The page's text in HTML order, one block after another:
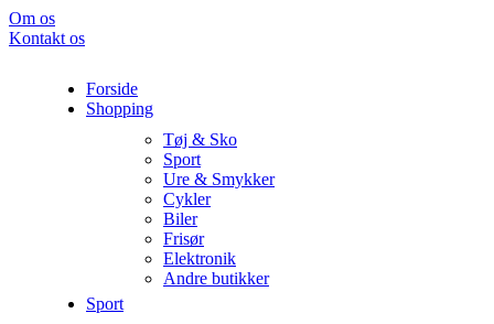
Om os
Kontakt os
Forside
Shopping
Tøj & Sko
Sport
Ure & Smykker
Cykler
Biler
Frisør
Elektronik
Andre butikker
Sport